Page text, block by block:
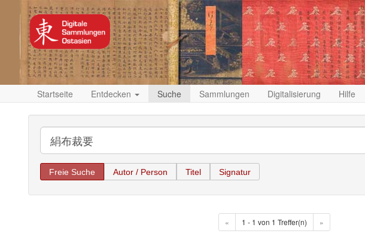
Startseite Entdecken Suche Sammlungen Digitalisierung Hilfe
Freie Suche Autor / Person Titel Signatur
« 1 - 1 von 1 Treffer(n) »